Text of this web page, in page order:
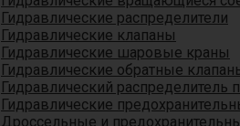
Гидравлические распределители
Гидравлические клапаны
Гидравлические шаровые краны
Гидравлические обратные
Гидравлический распределитель
Гидравлические
Дроссельные и